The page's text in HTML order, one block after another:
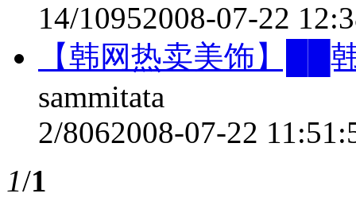
14/10952008-07-22
【韩网热卖美饰】██
sammitata
2/8062008-07-22
1/1